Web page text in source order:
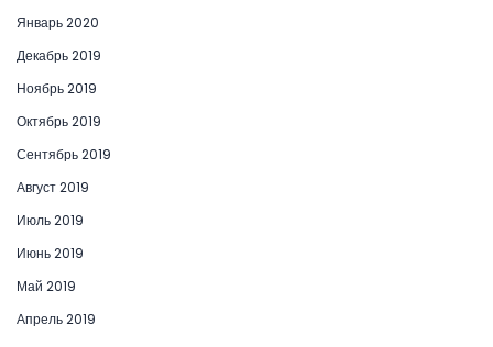
Январь 2020
Декабрь 2019
Ноябрь 2019
Октябрь 2019
Сентябрь 2019
Август 2019
Июль 2019
Июнь 2019
Май 2019
Апрель 2019